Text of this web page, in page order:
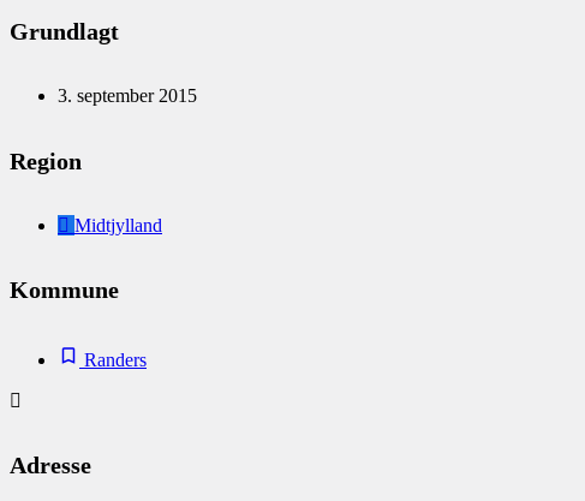
Grundlagt
3. september 2015
Region
Midtjylland
Kommune
Randers
Adresse